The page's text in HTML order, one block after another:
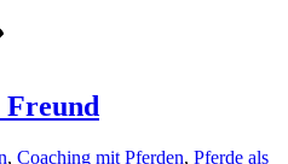
Freund
, Coaching mit Pferden, Pferde als